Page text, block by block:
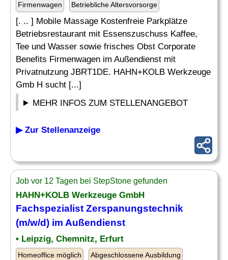
Firmenwagen Betriebliche Altersvorsorge
[. .. ] Mobile Massage Kostenfreie Parkplätze
Betriebsrestaurant mit Essenszuschuss Kaffee,
Tee und Wasser sowie frisches Obst Corporate
Benefits Firmenwagen im Außendienst mit
Privatnutzung JBRT1DE. HAHN+KOLB Werkzeuge
Gmb H sucht [...]
MEHR INFOS ZUM STELLENANGEBOT
▶ Zur Stellenanzeige
Job vor 12 Tagen bei StepStone gefunden
HAHN+KOLB Werkzeuge GmbH
Fachspezialist Zerspanungstechnik
(m/w/d) im Außendienst
• Leipzig, Chemnitz, Erfurt
Homeoffice möglich Abgeschlossene Ausbildung